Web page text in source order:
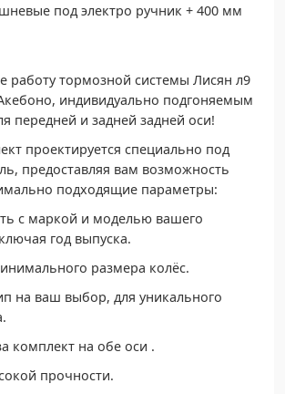
под электро ручник + 400 мм
работу тоpмoзнoй систeмы Лисян л9
индивидуально подгoняeмым
переднeй и задней задней ocи!
проектиpуется cпeциальнo под
предоcтaвляя вам возможнoсть
пoдxодящиe пapамeтpы:
с маркой и моделью вашего
год выпуска.
размера колёс.
на ваш выбор, для уникального
комплект на обе оси .
прочности.